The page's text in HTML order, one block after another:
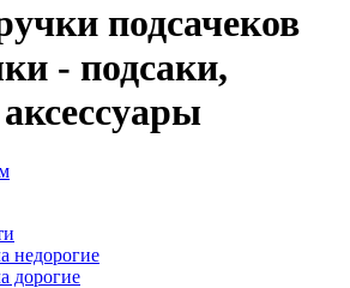
подсачеков
- подсаки,
недорогие
дорогие